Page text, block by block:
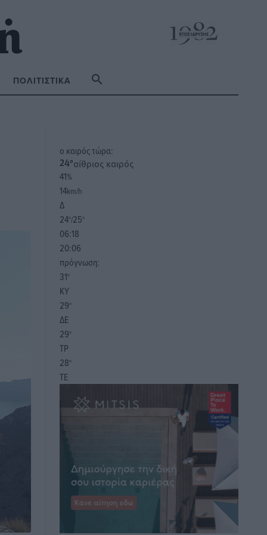
ΠΟΛΙΤΙΣΤΙΚΆ
o καιρός τώρα:
24°αίθριος καιρός
41%
14km/h
Δ
24°/25°
06:18
20:06
πρόγνωση:
31°
ΚΥ
29°
ΔΕ
29°
ΤΡ
28°
ΤΕ